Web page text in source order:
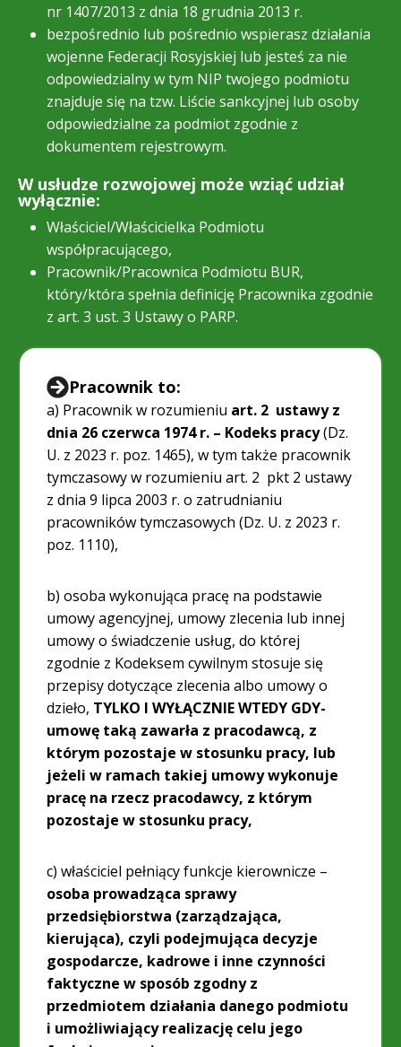
nr 1407/2013 z dnia 18 grudnia 2013 r.
bezpośrednio lub pośrednio wspierasz działania
wojenne Federacji Rosyjskiej lub jesteś za nie
odpowiedzialny w tym NIP twojego podmiotu
znajduje się na tzw. Liście sankcyjnej lub osoby
odpowiedzialne za podmiot zgodnie z
dokumentem rejestrowym.
W usłudze rozwojowej może wziąć udział
wyłącznie:
Właściciel/Właścicielka Podmiotu
współpracującego,
Pracownik/Pracownica Podmiotu BUR,
który/która spełnia definicję Pracownika zgodnie
z art. 3 ust. 3 Ustawy o PARP.
Pracownik to:
a) Pracownik w rozumieniu art. 2 ustawy z
dnia 26 czerwca 1974 r. – Kodeks pracy(Dz.
U. z 2023 r. poz. 1465), w tym także pracownik
tymczasowy w rozumieniu art. 2 pkt 2 ustawy
z dnia 9 lipca 2003 r. o zatrudnianiu
pracowników tymczasowych (Dz. U. z 2023 r.
poz. 1110),
b) osoba wykonująca pracę na podstawie
umowy agencyjnej, umowy zlecenia lub innej
umowy o świadczenie usług, do której
zgodnie z Kodeksem cywilnym stosuje się
przepisy dotyczące zlecenia albo umowy o
dzieło, TYLKO I WYŁĄCZNIE WTEDY GDY-
umowę taką zawarła z pracodawcą, z
którym pozostaje w stosunku pracy, lub
jeżeli w ramach takiej umowy wykonuje
pracę na rzecz pracodawcy, z którym
pozostaje w stosunku pracy,
c) właściciel pełniący funkcje kierownicze –
osoba prowadząca sprawy
przedsiębiorstwa (zarządzająca,
kierująca), czyli podejmująca decyzje
gospodarcze, kadrowe i inne czynności
faktyczne w sposób zgodny z
przedmiotem działania danego podmiotu
i umożliwiający realizację celu jego